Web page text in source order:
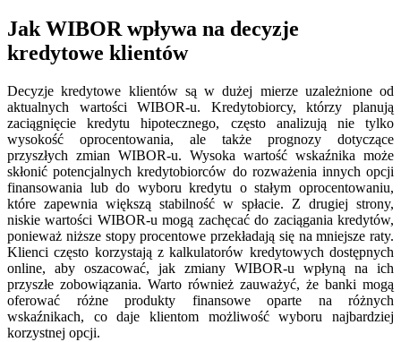
Jak WIBOR wpływa na decyzje
kredytowe klientów
Decyzje kredytowe klientów są w dużej mierze uzależnione od
aktualnych wartości WIBOR-u. Kredytobiorcy, którzy planują
zaciągnięcie kredytu hipotecznego, często analizują nie tylko
wysokość oprocentowania, ale także prognozy dotyczące
przyszłych zmian WIBOR-u. Wysoka wartość wskaźnika może
skłonić potencjalnych kredytobiorców do rozważenia innych opcji
finansowania lub do wyboru kredytu o stałym oprocentowaniu,
które zapewnia większą stabilność w spłacie. Z drugiej strony,
niskie wartości WIBOR-u mogą zachęcać do zaciągania kredytów,
ponieważ niższe stopy procentowe przekładają się na mniejsze raty.
Klienci często korzystają z kalkulatorów kredytowych dostępnych
online, aby oszacować, jak zmiany WIBOR-u wpłyną na ich
przyszłe zobowiązania. Warto również zauważyć, że banki mogą
oferować różne produkty finansowe oparte na różnych
wskaźnikach, co daje klientom możliwość wyboru najbardziej
korzystnej opcji.